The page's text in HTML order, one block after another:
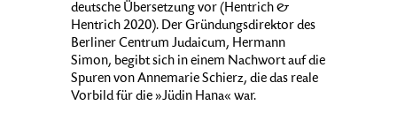
deutsche Übersetzung vor (Hentrich &
Hentrich 2020). Der Gründungsdirektor des
Berliner Centrum Judaicum, Hermann
Simon, begibt sich in einem Nachwort auf die
Spuren von Annemarie Schierz, die das reale
Vorbild für die »Jüdin Hana« war.